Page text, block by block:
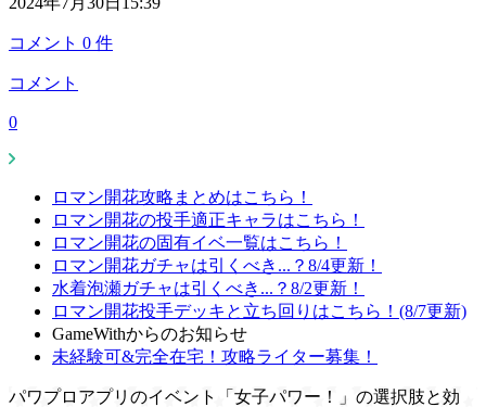
コメント 0 件
コメント
0
ロマン開花攻略まとめはこちら！
ロマン開花の投手適正キャラはこちら！
ロマン開花の固有イベ一覧はこちら！
ロマン開花ガチャは引くべき...？8/4更新！
水着泡瀬ガチャは引くべき...？8/2更新！
ロマン開花投手デッキと立ち回りはこちら！(8/7更新)
GameWithからのお知らせ
未経験可&完全在宅！攻略ライター募集！
パワプロアプリのイベント「女子パワー！」の選択肢と効